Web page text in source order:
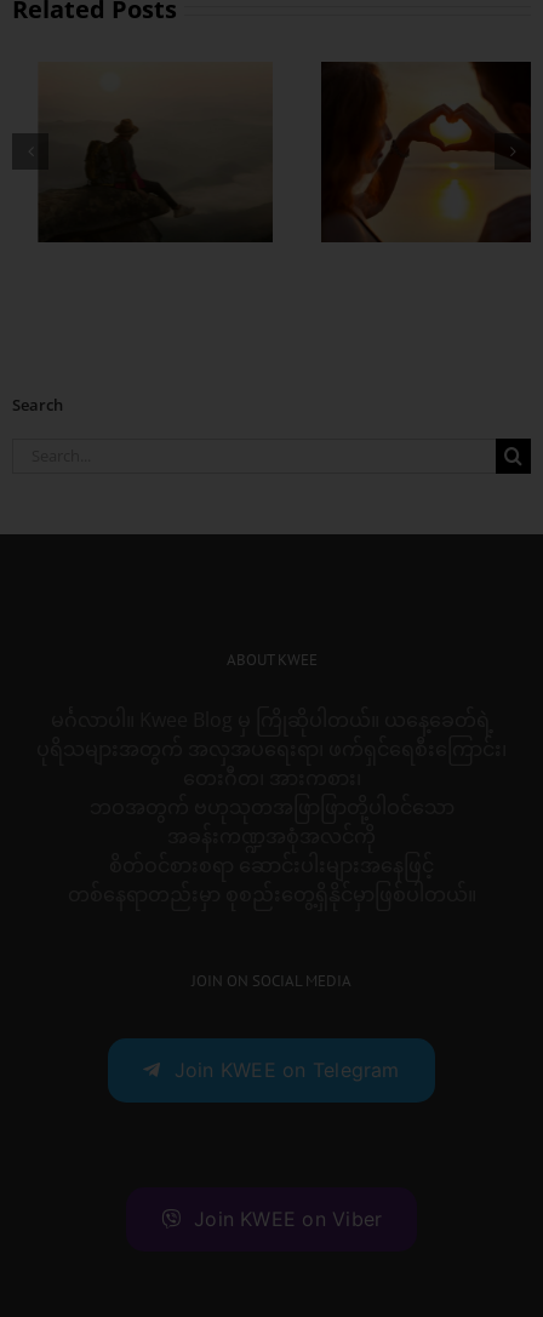
Related Posts
တွဲတာကြာလေ
အချစ်တွေ ပိုတိုးလာ
စေဖို့
Search
ABOUT KWEE
JOIN ON SOCIAL MEDIA
Join KWEE on Telegram
Join KWEE on Viber